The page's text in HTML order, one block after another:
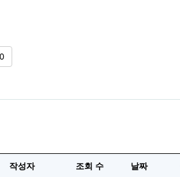
0
작성자 조회 수 날짜